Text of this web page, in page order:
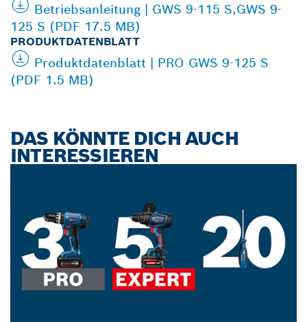
Betriebsanleitung | GWS 9-115 S,GWS 9-
125 S (PDF 17.5 MB)
PRODUKTDATENBLATT
Produktdatenblatt | PRO GWS 9-125 S
(PDF 1.5 MB)
DAS KÖNNTE DICH AUCH
INTERESSIEREN